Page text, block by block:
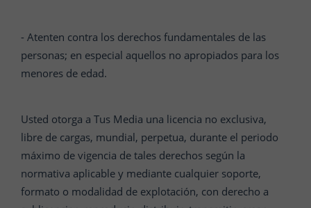
- Atenten contra los derechos fundamentales de las
personas; en especial aquellos no apropiados para los
menores de edad.
Usted otorga a Tus Media una licencia no exclusiva,
libre de cargas, mundial, perpetua, durante el periodo
máximo de vigencia de tales derechos según la
normativa aplicable y mediante cualquier soporte,
formato o modalidad de explotación, con derecho a